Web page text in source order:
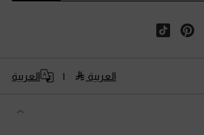
العربية العربية